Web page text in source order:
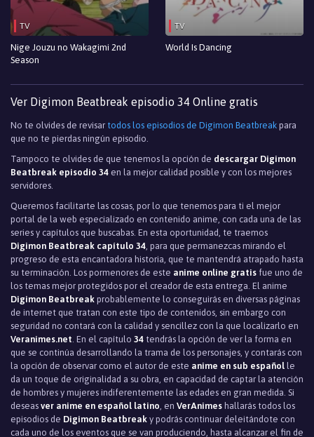
TV
Nige Jouzu no Wakagimi 2nd
Season
TV
World Is Dancing
Ver Digimon Beatbreak episodio 34 Online gratis
No te olvides de revisar todos los episodios de Digimon Beatbreak para
que no te pierdas ningún episodio.
Tampoco te olvides de que tenemos la opción de descargar Digimon
Beatbreak episodio 34 en la mejor calidad posible y con los mejores
servidores.
Queremos facilitarte las cosas, por lo que tenemos para ti el mejor
portal de la web especializado en contenido anime, con cada una de las
series y capítulos que buscabas. En esta oportunidad, te traemos
Digimon Beatbreak capítulo 34, para que permanezcas mirando el
progreso de esta encantadora historia, que te mantendrá atrapado hasta
su terminación. Los pormenores de este anime online gratis fue uno de
los temas mejor protegidos por el creador de esta entrega. El anime
Digimon Beatbreak probablemente lo conseguirás en diversas páginas
de internet que tratan con este tipo de contenidos, sin embargo con
seguridad no contará con la calidad y sencillez con la que localizarlo en
Veranimes.net. En el capítulo 34 tendrás la opción de ver la forma en
que se continúa desarrollando la trama de los personajes, y contarás con
la opción de observar como el autor de este anime en sub español le
da un toque de originalidad a su obra, en capacidad de captar la atención
de hombres y mujeres indiferentemente las edades en gran medida. Si
deseas ver anime en español latino, en VerAnimes hallarás todos los
episodios de Digimon Beatbreak y podrás continuar deleitándote con
cada uno de los eventos que se van produciendo, hasta alcanzar el fin de